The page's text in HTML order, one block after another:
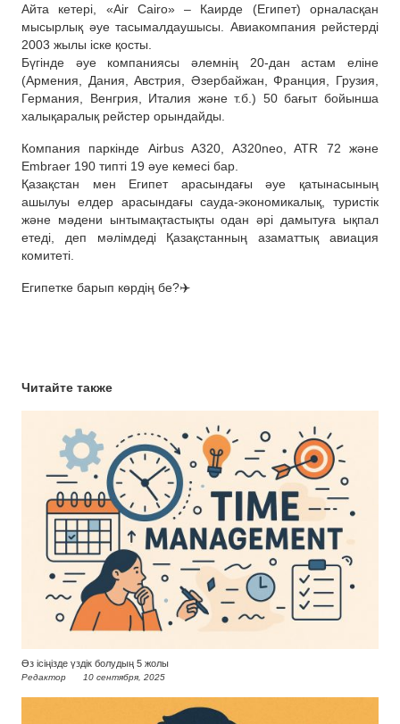
Айта кетері, «Air Cairo» – Каирде (Египет) орналасқан
мысырлық әуе тасымалдаушысы. Авиакомпания рейстерді
2003 жылы іске қосты.
Бүгінде әуе компаниясы әлемнің 20-дан астам еліне
(Армения, Дания, Австрия, Әзербайжан, Франция, Грузия,
Германия, Венгрия, Италия және т.б.) 50 бағыт бойынша
халықаралық рейстер орындайды.
Компания паркінде Airbus A320, A320neo, ATR 72 және
Embraer 190 типті 19 әуе кемесі бар.
Қазақстан мен Египет арасындағы әуе қатынасының
ашылуы елдер арасындағы сауда-экономикалық, туристік
және мәдени ынтымақтастықты одан әрі дамытуға ықпал
етеді, деп мәлімдеді Қазақстанның азаматтық авиация
комитеті.
Египетке барып көрдің бе?✈️
Читайте также
Өз ісіңізде үздік болудың 5 жолы
Редактор 10 сентября, 2025